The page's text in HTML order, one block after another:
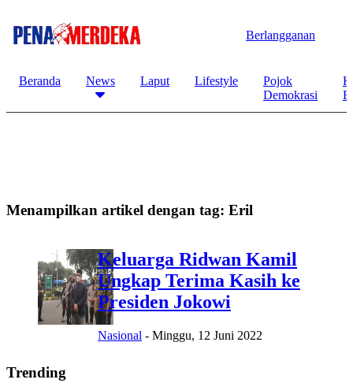
Berlangganan
Beranda News Laput Lifestyle
Pojok
Demokrasi
Menampilkan artikel dengan tag: Eril
Keluarga Ridwan Kamil
Ungkap Terima Kasih ke
Presiden Jokowi
Nasional - Minggu, 12 Juni 2022
Trending